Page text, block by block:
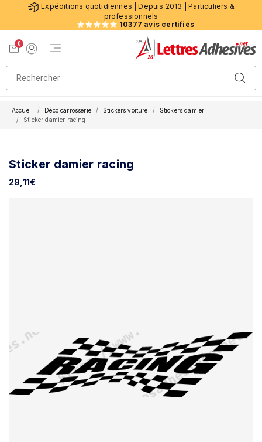
Expéditions quotidiennes | Depuis 2013 | Particuliers &
professionnels
10377 avis certifiés
0
Menu de navigation
Accueil Déco carrosserie Stickers voiture
Stickers damier
Sticker damier racing
Sticker damier racing
29,11€